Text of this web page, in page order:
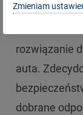
warunkach
rozwiązanie
auta.
dobrane
Zmieniam